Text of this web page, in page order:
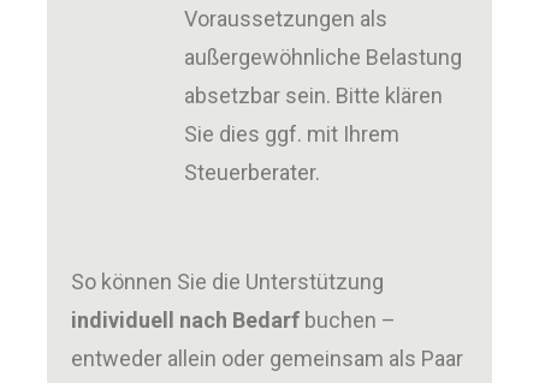
Voraussetzungen als
außergewöhnliche Belastung
absetzbar sein. Bitte klären
Sie dies ggf. mit Ihrem
Steuerberater.
So können Sie die Unterstützung
individuell nach Bedarf buchen –
entweder allein oder gemeinsam als Paar